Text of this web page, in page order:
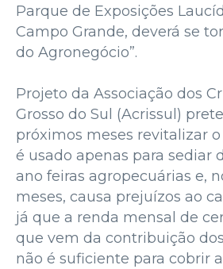
Parque de Exposições
Campo Grande, deverá se
do Agronegócio”.
Projeto da Associação dos
Grosso do Sul (Acrissul)
próximos meses revitalizar
é usado apenas para sediar
ano feiras agropecuárias e,
meses, causa prejuízos ao
já que a renda mensal de
que vem da contribuição
não é suficiente para cobrir